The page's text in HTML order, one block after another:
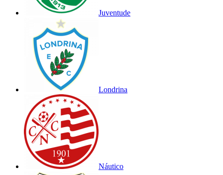
Juventude
Londrina
Náutico